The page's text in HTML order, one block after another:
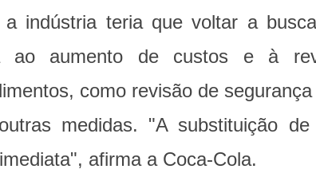
a indústria teria que voltar a
ao aumento de custos e à
como revisão de
medidas. "A substituição
afirma a Coca-Cola.